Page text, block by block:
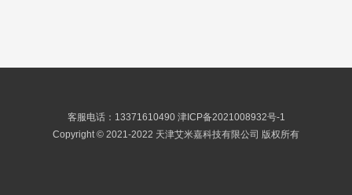
客服电话：13371610490 津ICP备2021008932号-1
Copyright © 2021-2022 天津艾米嘉科技有限公司 版权所有